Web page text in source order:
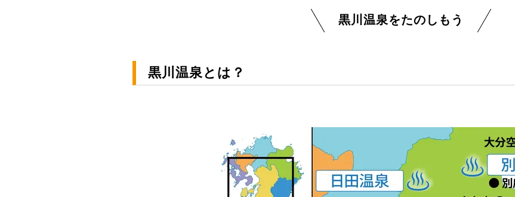
黒川温泉をたのしもう
黒川温泉とは？